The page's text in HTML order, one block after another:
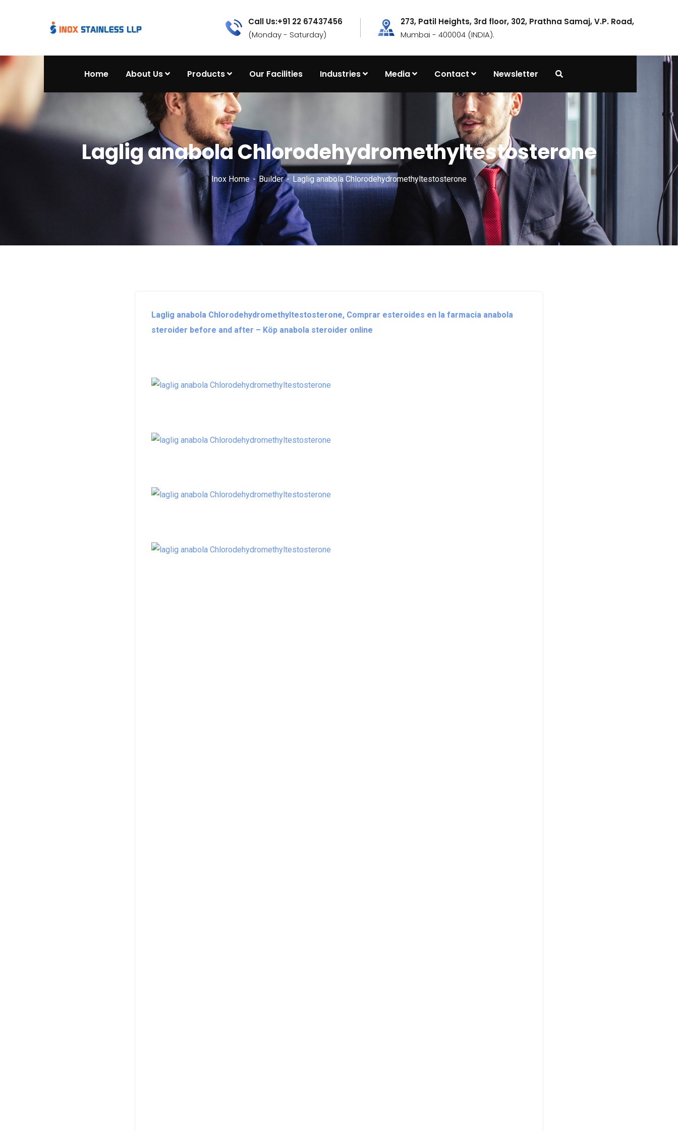
Call Us:+91 22 67437456
(Monday - Saturday)
273, Patil Heights, 3rd floor, 302, Prathna Samaj, V.P. Road,
Mumbai - 400004 (INDIA).
Home About Us Products Our Facilities Industries Media Contact Newsletter
Laglig anabola Chlorodehydromethyltestosterone
Inox Home Builder Laglig anabola Chlorodehydromethyltestosterone
Laglig anabola Chlorodehydromethyltestosterone, Comprar esteroides en la farmacia anabola
steroider before and after – Köp anabola steroider online